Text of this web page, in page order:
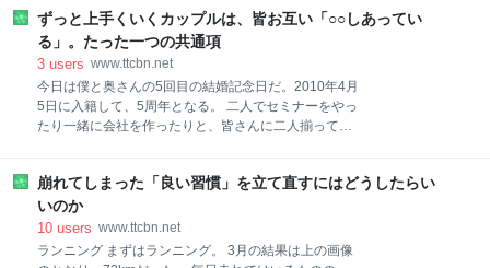
ると、「設定」アプリの「iCloud」欄に、上の画像の
とおり、「iCl
なってしまい、本来の良さからはかけ離れ、息苦しく
なってしまう。 他人との関係性を重視するあまり、自
分のことが後回しになってしまい、結果として他人に
にそれでいいのだろうか。 たった1度の人生を、他人
の意見ばかり優先させて生きるのは、あまりにも残念
なことではないだろうか。 自分のことを一番大切にし
たりするのはイヤだ。 僕を含む多くの人が、そう感じ
ているのではないだろうか。 そんな方に贈りたい本を
読んだ。高野雅司さん
ずっと上手くいくカップルは、皆お互い「○○しあってい
る」。たった一つの共通項
3 users www.ttcbn.net
今日は僕と奥さんの5回目の結婚記念日だ。2010年4月
5日に入籍して、5周年となる。 二人でセミナーをやっ
たり一緒に会社を作ったりと、皆さんに二人揃って露
せてもらっているのだが、僕も奥さんもバツイチ同
士、つまり1回目の結婚は上手くいかなかった人なの
だ。 だから、多分、最初から恋愛や結婚生活、相手を
見る目などが秀でていたわけではないような気がす
る。 「1回目の結婚はクーリングオフ」という名言を
崩れてしまった「良い習慣」を立て直すにはどうしたらい
いのか
10 users www.ttcbn.net
ランニング まずはランニング。 3月の結果は上の画像